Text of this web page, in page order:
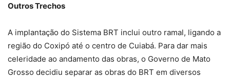
Outros Trechos
A implantação do Sistema BRT inclui outro ramal, ligando a
região do Coxipó até o centro de Cuiabá. Para dar mais
celeridade ao andamento das obras, o Governo de Mato
Grosso decidiu separar as obras do BRT em diversos